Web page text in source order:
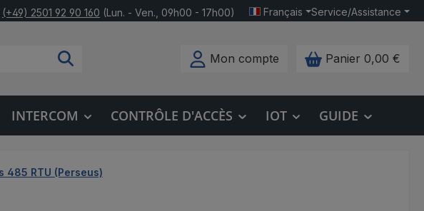
(+49) 2501 92 90 160 (Lun. - Ven., 09h00 - 17h00) Français Service/Assistance
Mon compte Panier 0,00 €
INTERCOM CONTRÔLE D'ACCÈS IOT GUIDE
485 RTU (Perseus)